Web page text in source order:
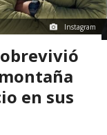
Instagram
en sus